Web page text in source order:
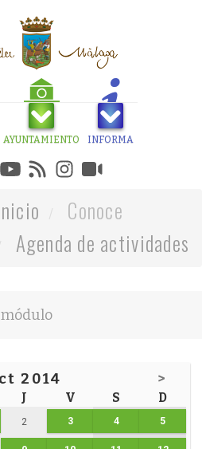
AYUNTAMIENTO INFORMA
Conoce
Agenda de actividades
2014 >
J V S D
2 3 4 5